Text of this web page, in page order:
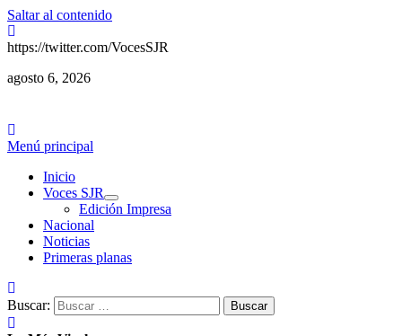
Saltar al contenido
https://twitter.com/VocesSJR
agosto 6, 2026
Menú principal
Inicio
Voces SJR
Edición Impresa
Nacional
Noticias
Primeras planas
Buscar: